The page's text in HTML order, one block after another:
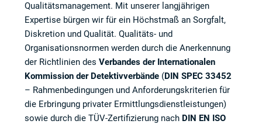
Qualitätsmanagement. Mit unserer langjährigen
Expertise bürgen wir für ein Höchstmaß an Sorgfalt,
Diskretion und Qualität. Qualitäts- und
Organisationsnormen werden durch die Anerkennung
der Richtlinien desVerbandes der Internationalen
Kommission der Detektivverbände (DIN SPEC 33452
– Rahmenbedingungen und Anforderungskriterien für
die Erbringung privater Ermittlungsdienstleistungen)
sowie durch die TÜV-Zertifizierung nach DIN EN ISO